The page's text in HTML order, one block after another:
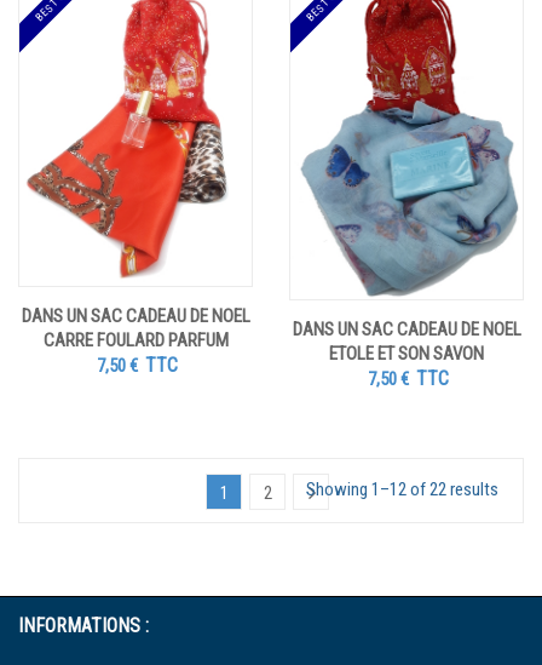
DANS UN SAC CADEAU DE NOEL
CARRE FOULARD PARFUM
7,50€ TTC
DANS UN SAC CADEAU DE NOEL
ETOLE ET SON SAVON
7,50€ TTC
1 2 Showing 1–12 of 22 results
INFORMATIONS :